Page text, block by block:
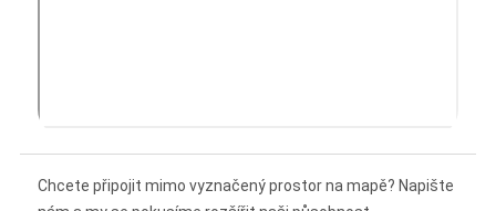
Chcete připojit mimo vyznačený prostor na mapě? Napište